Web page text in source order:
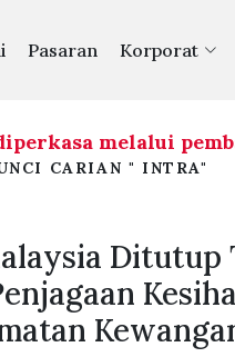
Pasaran Korporat
melalui
CARIAN " INTRA"
Ditutup